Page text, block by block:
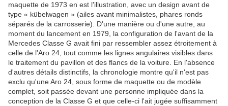
maquette de 1973 en est l'illustration, avec un design avant de
type « kübelwagen » (ailes avant minimalistes, phares ronds
séparés de la carrosserie). D'une manière ou d'une autre, au
moment du lancement en 1979, la configuration de l'avant de la
Mercedes Classe G avait fini par ressembler assez étroitement à
celle de l'Aro 24, tout comme les lignes angulaires visibles dans
le traitement du pavillon et des flancs de la voiture. En l'absence
d'autres détails distinctifs, la chronologie montre qu'il n'est pas
exclu qu'une Aro 24, sous forme de maquette ou de modèle
complet, soit passée devant une personne impliquée dans la
conception de la Classe G et que celle-ci l'ait jugée suffisamment